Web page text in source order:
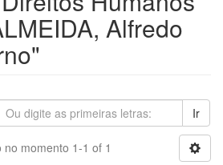
Alfredo
Ir
momento 1-1 of 1